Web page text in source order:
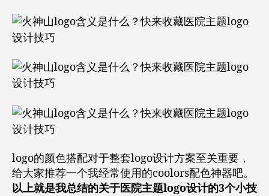
logo的颜色搭配对于整套logo设计方案至关重要，
给大家推荐一个我经常使用的coolors配色神器吧。
以上就是我总结的关于医院主题logo设计的3个小技